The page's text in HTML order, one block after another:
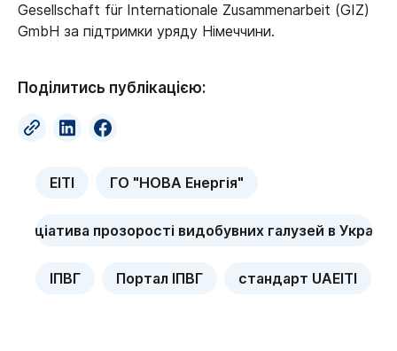
Gesellschaft für Internationale Zusammenarbeit (GIZ)
GmbH за підтримки уряду Німеччини.
Поділитись публікацією:
EITI ГО "НОВА Енергія"
ініціатива прозорості видобувних галузей в Україні
ІПВГ Портал ІПВГ стандарт UAEITI